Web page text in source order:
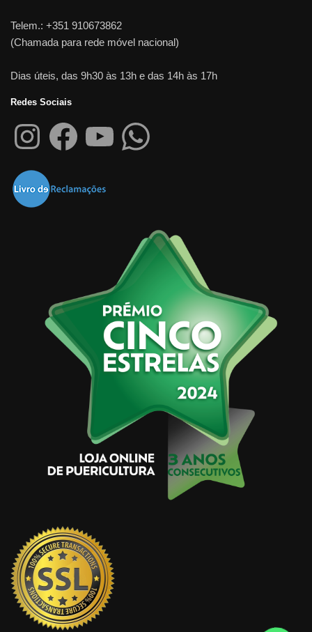
Telem.: +351 910673862
(Chamada para rede móvel nacional)
Dias úteis, das 9h30 às 13h e das 14h às 17h
Redes Sociais